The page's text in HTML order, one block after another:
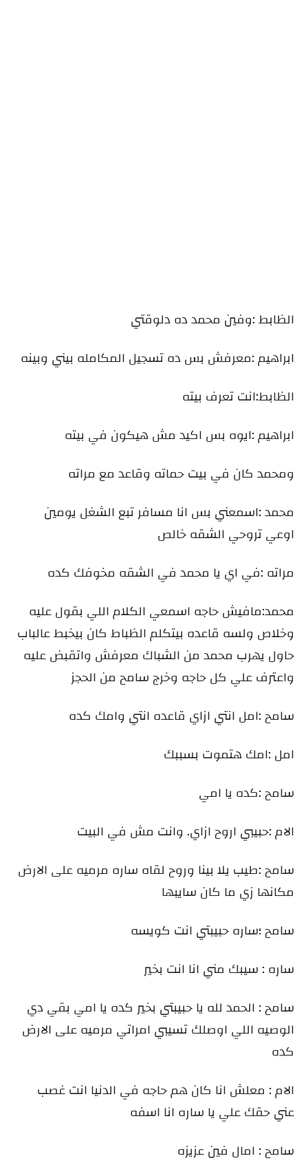
الظابط :وفين محمد ده دلوقتي
ابراهيم :معرفش بس ده تسجيل المكامله بيني وبينه
الظابط:انت تعرف بيته
ابراهيم :ايوه بس اكيد مش هيكون في بيته
ومحمد كان في بيت حماته وقاعد مع مراته
محمد :اسمعني بس انا مسافر تبع الشغل يومين
اوعي تروحي الشقه خالص
مراته :في اي يا محمد في الشقه مخوفك كده
محمد:مافيش حاجه اسمعي الكلام اللي بقول عليه
وخلاص ولسه قاعده بيتكلم الظباط كان بيخبط عالباب
حاول يهرب محمد من الشباك معرفش واتقبض عليه
واعترف علي كل حاجه وخرج سامح من الحجز
سامح :امل انتي ازاي قاعده انتي وامك كده
امل :امك هتموت بسببك
سامح :كده يا امي
الام :حبيبي اروح ازاي. وانت مش في البيت
سامح :طيب يلا بينا وروح لقاه ساره مرميه على الارض
مكانها زي ما كان سايبها
سامح ؛ساره حبيبتي انت كويسه
ساره : سيبك مني انا انت بخير
سامح : الحمد لله يا حبيبتي بخير كده يا امي بقي دي
الوصيه اللي اوصلك تسيبي امراتي مرميه على الارض
كده
الام : معلش انا كان هم حاجه في الدنيا انت غصب
عني حقك علي يا ساره انا اسفه
سامح : امال فين عزيزه